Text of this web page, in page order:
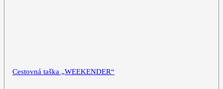
Cestovná taška „WEEKENDER“